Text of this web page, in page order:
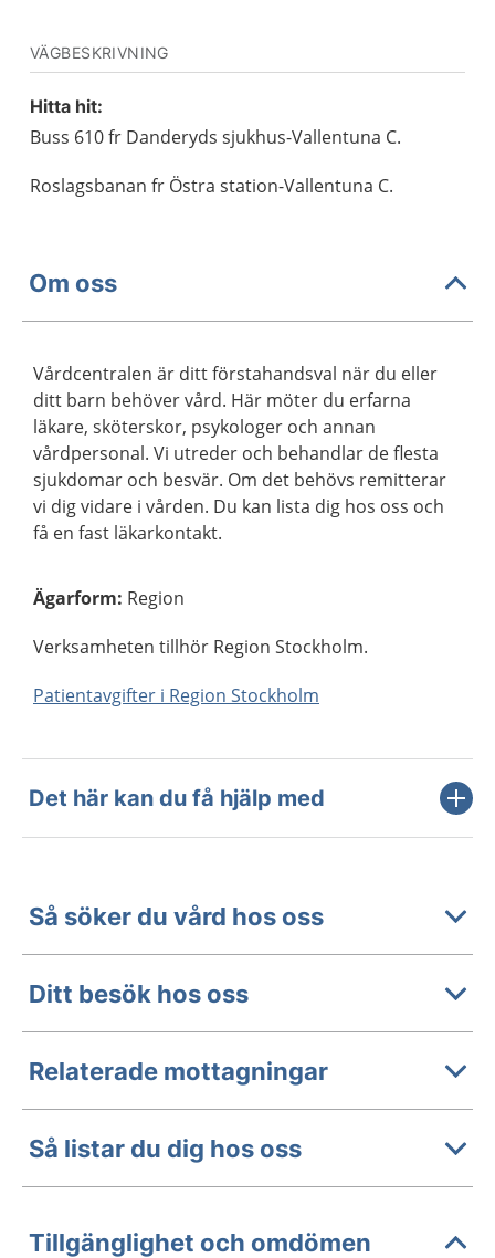
VÄGBESKRIVNING
Hitta hit:
Buss 610 fr Danderyds sjukhus-Vallentuna C.
Roslagsbanan fr Östra station-Vallentuna C.
Om oss
Vårdcentralen är ditt förstahandsval när du eller
ditt barn behöver vård. Här möter du erfarna
läkare, sköterskor, psykologer och annan
vårdpersonal. Vi utreder och behandlar de flesta
sjukdomar och besvär. Om det behövs remitterar
vi dig vidare i vården. Du kan lista dig hos oss och
få en fast läkarkontakt.
Ägarform: Region
Verksamheten tillhör Region Stockholm.
Patientavgifter i Region Stockholm
Det här kan du få hjälp med
Så söker du vård hos oss
Ditt besök hos oss
Relaterade mottagningar
Så listar du dig hos oss
Tillgänglighet och omdömen